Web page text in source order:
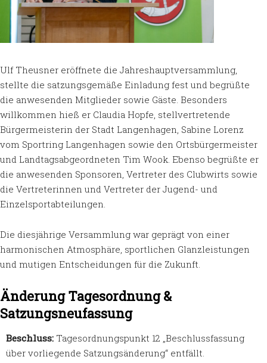
Ulf Theusner eröffnete die Jahreshauptversammlung,
stellte die satzungsgemäße Einladung fest und begrüßte
die anwesenden Mitglieder sowie Gäste. Besonders
willkommen hieß er Claudia Hopfe, stellvertretende
Bürgermeisterin der Stadt Langenhagen, Sabine Lorenz
vom Sportring Langenhagen sowie den Ortsbürgermeister
und Landtagsabgeordneten Tim Wook. Ebenso begrüßte er
die anwesenden Sponsoren, Vertreter des Clubwirts sowie
die Vertreterinnen und Vertreter der Jugend- und
Einzelsportabteilungen.
Die diesjährige Versammlung war geprägt von einer
harmonischen Atmosphäre, sportlichen Glanzleistungen
und mutigen Entscheidungen für die Zukunft.
Änderung Tagesordnung &
Satzungsneufassung
Beschluss: Tagesordnungspunkt 12 „Beschlussfassung
über vorliegende Satzungsänderung“ entfällt.